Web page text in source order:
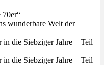
wunderbare Welt der
die Siebziger Jahre – Teil
die Siebziger Jahre – Teil